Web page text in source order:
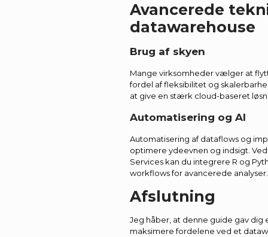
Avancerede
datawarehouse
Brug af skyen
Mange virksomheder vælger at
fordel af fleksibilitet og
at give en stærk cloud-baseret
Automatisering og AI
Automatisering af dataflows og
optimere ydeevnen og indsigt.
Services kan du integrere R og
workflows for avancerede analyser.
Afslutning
Jeg håber, at denne guide gav dig
maksimere fordelene ved et